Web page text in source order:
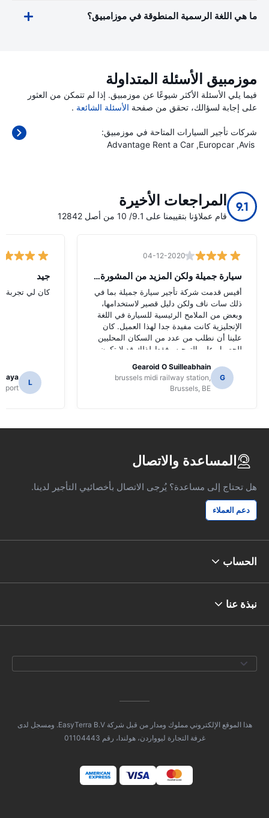
ما هي اللغة الرسمية المنطوقة في موزامبيق؟
موزمبيق الأسئلة المتداولة
فيما يلي الأسئلة الأكثر شيوعًا عن موزمبيق. إذا لم تتمكن من العثور
على إجابة لسؤالك، تحقق من صفحة الأسئلة الشائعة .
شركات تأجير السيارات المتاحة في موزمبيق:
Avis
Europcar
Advantage Rent a Car
9.1 المراجعات الأخيرة
قام عملاؤنا بتقييمنا على 9.1/ 10 من أصل 12842
04-12-2020
سيارة جميلة ولكن المزيد من المشورة الل
أفيس قدمت شركة تأجير سيارة جميلة بما في
ذلك سات ناف ولكن دليل قصير لاستخدامها،
وبعض من الملامح الرئيسية للسيارة في اللغة
الإنجليزية كانت مفيدة جدا لهذا العميل. كان
علينا أن نطلب من عدد من السكان المحليين
للحصول على التوجيه وفقط لذلك قد لا تكون
G
Gearoid O Suilleabhain
brussels midi railway station,
Brussels, BE
جيد
كان لي تجربة
L
المساعدة والاتصال
هل تحتاج إلى مساعدة؟ يُرجى الاتصال بأخصائيي التأجير لدينا.
دعم العملاء
الحساب
نبذة عنا
هذا الموقع الإلكتروني مملوك ومدار من قبل شركة EasyTerra B.V. ومسجل لدى
غرفة التجارة ليوواردن، هولندا، رقم 01104443